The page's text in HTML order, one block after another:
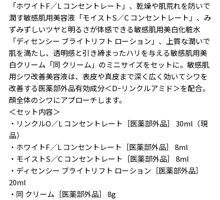
「ホワイトF／L コンセントレート」、乾燥や肌荒れを防いで
潤す敏感肌用美容液「モイストS／C コンセントレート」、み
ずみずしいツヤと明るさが体感できる敏感肌用美白化粧水
「ディセンシー ブライトリフト ローション」、上質な潤いで
肌を満たし、透明感と引き締まったハリを与える敏感肌用美
白クリーム「同 クリーム」のミニサイズをセットに。敏感肌
用シワ改善美容液は、表皮や真皮まで深く広く効いてシワを
改善する医薬部外品有効成分＜Dｰリンクルアミド＞を配合。
顔全体のシワにアプローチします。
＜セット内容＞
・リンクルO／L コンセントレート［医薬部外品］ 30ml（現
品）
・ホワイトF／L コンセントレート［医薬部外品］ 8ml
・モイストS／C コンセントレート［医薬部外品］ 8ml
・ディセンシー ブライトリフト ローション［医薬部外品］
20ml
・同 クリーム［医薬部外品］ 8g